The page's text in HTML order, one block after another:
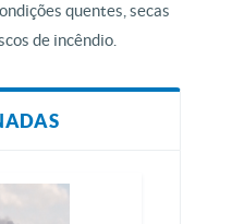
quentes, secas
de incêndio.